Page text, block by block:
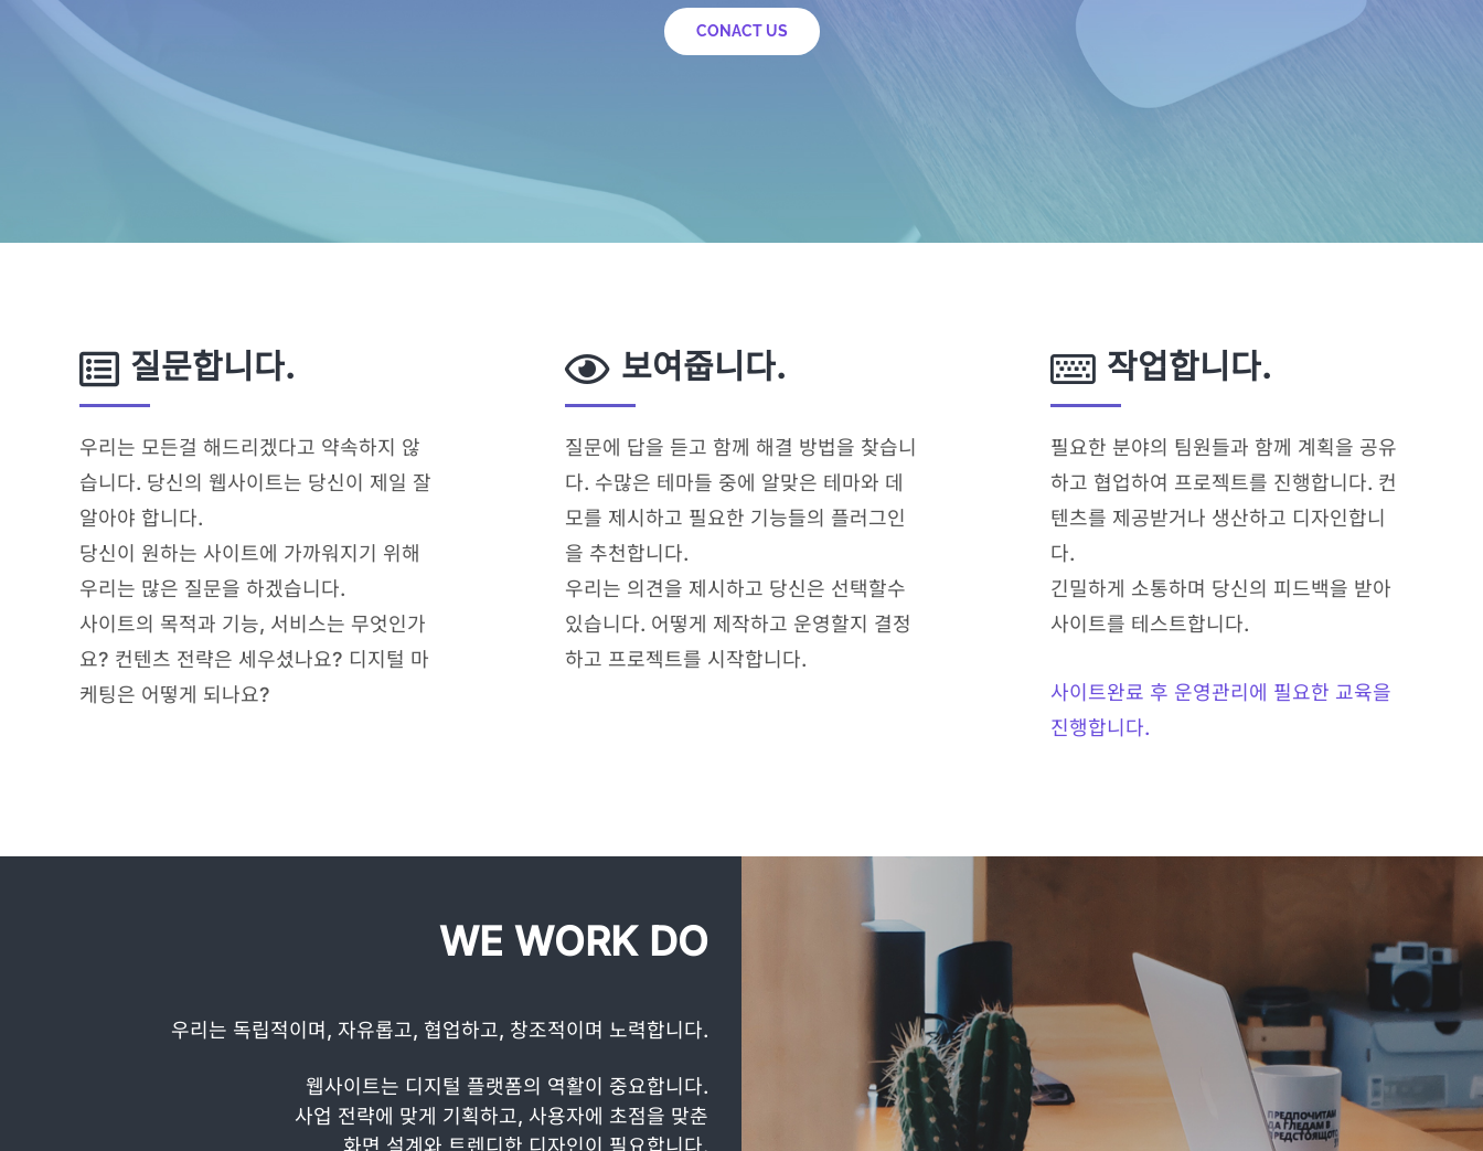
CONACT US
질문합니다.
우리는 모든걸 해드리겠다고 약속하지 않
습니다. 당신의 웹사이트는 당신이 제일 잘
알아야 합니다.
당신이 원하는 사이트에 가까워지기 위해
우리는 많은 질문을 하겠습니다.
사이트의 목적과 기능, 서비스는 무엇인가
요? 컨텐츠 전략은 세우셨나요? 디지털 마
케팅은 어떻게 되나요?
보여줍니다.
질문에 답을 듣고 함께 해결 방법을 찾습니
다. 수많은 테마들 중에 알맞은 테마와 데
모를 제시하고 필요한 기능들의 플러그인
을 추천합니다.
우리는 의견을 제시하고 당신은 선택할수
있습니다. 어떻게 제작하고 운영할지 결정
하고 프로젝트를 시작합니다.
작업합니다.
필요한 분야의 팀원들과 함께 계획을 공유
하고 협업하여 프로젝트를 진행합니다. 컨
텐츠를 제공받거나 생산하고 디자인합니
다.
긴밀하게 소통하며 당신의 피드백을 받아
사이트를 테스트합니다.
사이트완료 후 운영관리에 필요한 교육을
진행합니다.
WE WORK DO
우리는 독립적이며, 자유롭고, 협업하고, 창조적이며 노력합니다.
웹사이트는 디지털 플랫폼의 역활이 중요합니다.
사업 전략에 맞게 기획하고, 사용자에 초점을 맞춘
화면 설계와 트렌디한 디자인이 필요합니다.